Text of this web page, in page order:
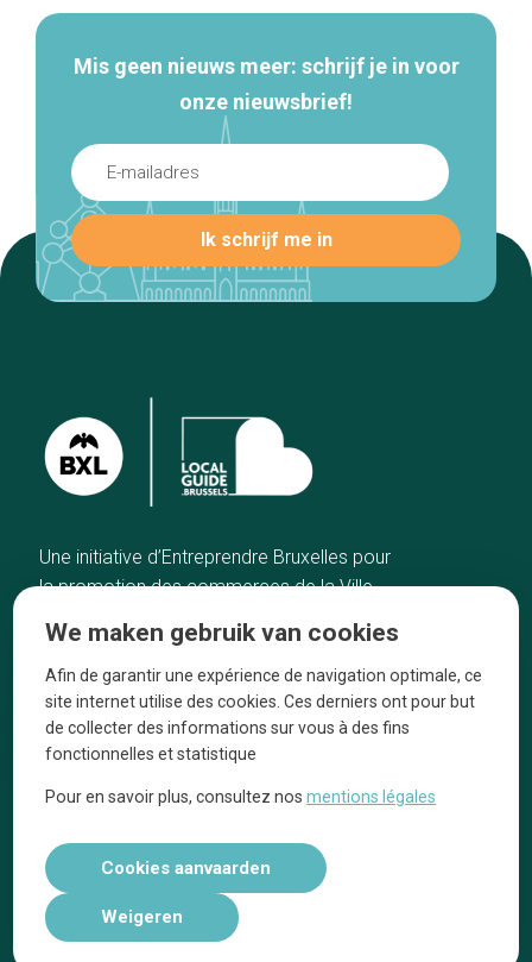
Mis geen nieuws meer: schrijf je in voor
onze nieuwsbrief!
Une initiative d’Entreprendre Bruxelles pour
la promotion des commerces de la Ville
Home
De beste adressen
Blog
Winkelwijken
Tops 10
De ambachtslieden
Over ons
Ze praten over ons!
kennisgevingen
We maken gebruik van cookies
Afin de garantir une expérience de navigation optimale, ce
site internet utilise des cookies. Ces derniers ont pour but
de collecter des informations sur vous à des fins
fonctionnelles et statistique
Pour en savoir plus, consultez nosmentions légales
Cookies aanvaarden
Weigeren